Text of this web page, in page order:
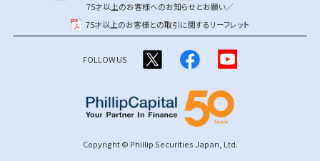
75才以上のお客様へのお知らせとお願い／
75才以上のお客様との取引に関するリーフレット
FOLLOW US
Copyright © Phillip Securities Japan, Ltd.